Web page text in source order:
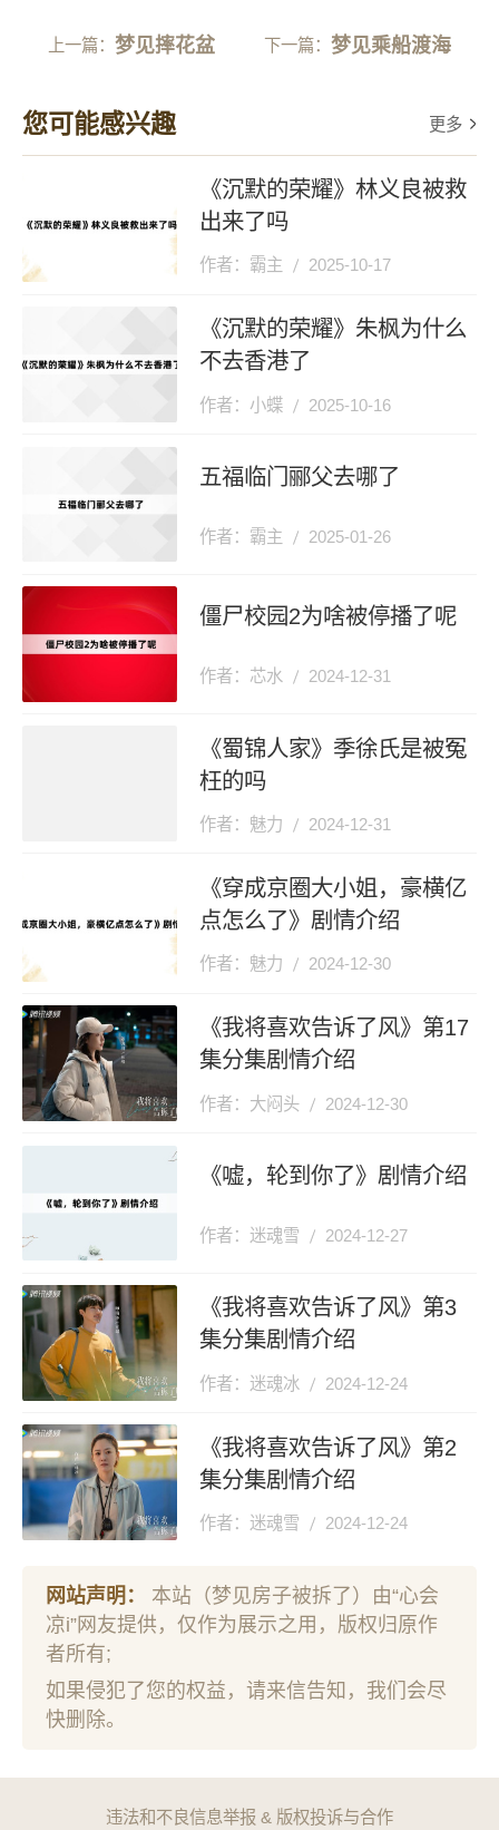
上一篇： 梦见摔花盆 下一篇：梦见乘船渡海
您可能感兴趣 更多
《沉默的荣耀》林义良被救
出来了吗
作者：霸主 2025-10-17
《沉默的荣耀》朱枫为什么
不去香港了
作者：小蝶 2025-10-16
五福临门郦父去哪了
作者：霸主 2025-01-26
僵尸校园2为啥被停播了呢
作者：芯水 2024-12-31
《蜀锦人家》季徐氏是被冤
枉的吗
作者：魅力 2024-12-31
《穿成京圈大小姐，豪横亿
点怎么了》剧情介绍
作者：魅力 2024-12-30
《我将喜欢告诉了风》第17
集分集剧情介绍
作者：大闷头 2024-12-30
《嘘，轮到你了》剧情介绍
作者：迷魂雪 2024-12-27
《我将喜欢告诉了风》第3
集分集剧情介绍
作者：迷魂冰 2024-12-24
《我将喜欢告诉了风》第2
集分集剧情介绍
作者：迷魂雪 2024-12-24
网站声明：
本站（梦见房子被拆了）由“心会
凉i”网友提供，仅作为展示之用，版权归原作
者所有;
如果侵犯了您的权益，请来信告知，我们会尽
快删除。
违法和不良信息举报 & 版权投诉与合作